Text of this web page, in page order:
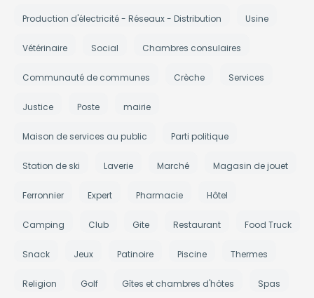
Production d'électricité - Réseaux - Distribution Usine
Vétérinaire Social Chambres consulaires
Communauté de communes Crèche Services
Justice Poste mairie
Maison de services au public Parti politique
Station de ski Laverie Marché Magasin de jouet
Ferronnier Expert Pharmacie Hôtel
Camping Club Gite Restaurant Food Truck
Snack Jeux Patinoire Piscine Thermes
Religion Golf Gîtes et chambres d'hôtes Spas